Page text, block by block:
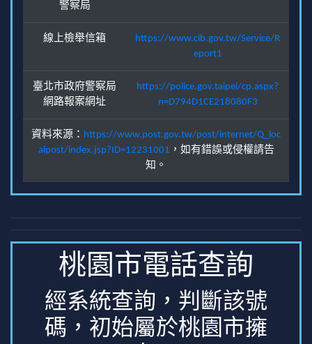
警察局
線上檢舉信箱
https://www.cib.gov.tw/Service/R
eport1
臺北市政府警察局
網路報案網址
https://police.gov.taipei/cp.aspx?
n=D794D1CE218080F3
資料來源： https://www.post.gov.tw/post/internet/Q_loc
alpost/index.jsp?ID=12231001 ，如有錯誤或侵權請告
知。
桃園市電話查詢
經系統查詢，判斷該號
碼，初始屬於桃園市擁